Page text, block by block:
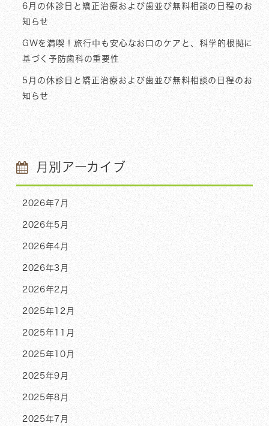
6月の休診日と矯正治療および歯並び無料相談の日程のお
知らせ
GWを満喫！旅行中も安心なお口のケアと、科学的根拠に
基づく予防歯科の重要性
5月の休診日と矯正治療および歯並び無料相談の日程のお
知らせ
月別アーカイブ
2026年7月
2026年5月
2026年4月
2026年3月
2026年2月
2025年12月
2025年11月
2025年10月
2025年9月
2025年8月
2025年7月